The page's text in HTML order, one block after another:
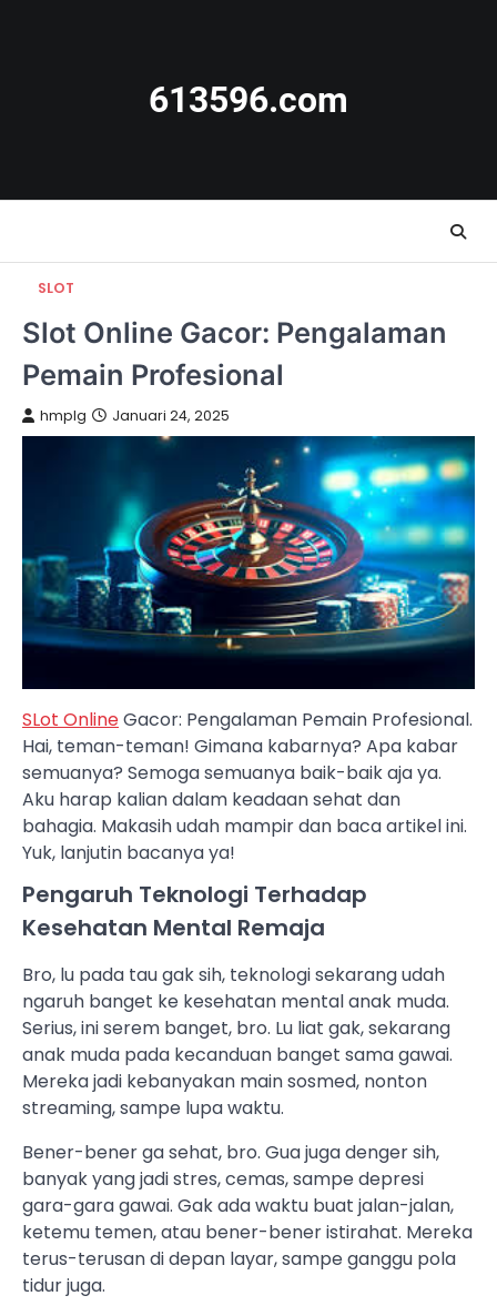
613596.com
SLOT
Slot Online Gacor: Pengalaman
Pemain Profesional
hmplg Januari 24, 2025
SLot OnlineGacor: Pengalaman Pemain Profesional.
Hai, teman-teman! Gimana kabarnya? Apa kabar
semuanya? Semoga semuanya baik-baik aja ya.
Aku harap kalian dalam keadaan sehat dan
bahagia. Makasih udah mampir dan baca artikel ini.
Yuk, lanjutin bacanya ya!
Pengaruh Teknologi Terhadap
Kesehatan Mental Remaja
Bro, lu pada tau gak sih, teknologi sekarang udah
ngaruh banget ke kesehatan mental anak muda.
Serius, ini serem banget, bro. Lu liat gak, sekarang
anak muda pada kecanduan banget sama gawai.
Mereka jadi kebanyakan main sosmed, nonton
streaming, sampe lupa waktu.
Bener-bener ga sehat, bro. Gua juga denger sih,
banyak yang jadi stres, cemas, sampe depresi
gara-gara gawai. Gak ada waktu buat jalan-jalan,
ketemu temen, atau bener-bener istirahat. Mereka
terus-terusan di depan layar, sampe ganggu pola
tidur juga.